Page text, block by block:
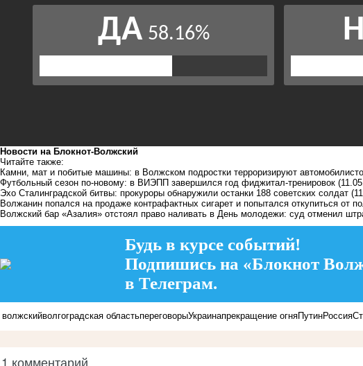
Новости на Блoкнoт-Волжский
Читайте также:
Камни, мат и побитые машины: в Волжском подростки терроризируют
Футбольный сезон по-новому: в ВИЭПП завершился год фиджитал-тренировок
Эхо Сталинградской битвы: прокуроры обнаружили останки 188 советских солдат
Волжанин попался на продаже контрафактных сигарет и попытался откупиться от
Волжский бар «Азалия» отстоял право наливать в День молодежи: суд отменил
Будь в курсе событий!
Подпишись на «Блокнот
в Телеграм.
волжскийволгоградская областьпереговорыУкраинапрекращение огняПутинРоссия
1 комментарий